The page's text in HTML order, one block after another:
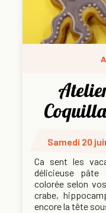
Samedi 20
Ca sent les
délicieuse pâte
colorée selon
crabe,
encore la tête